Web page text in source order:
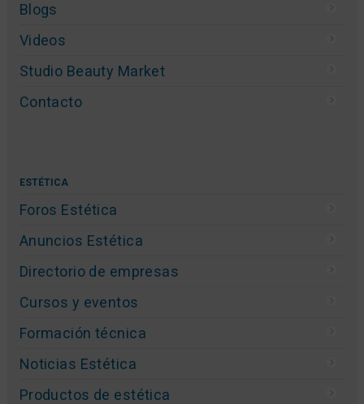
Blogs
Videos
Studio Beauty Market
Contacto
ESTÉTICA
Foros Estética
Anuncios Estética
Directorio de empresas
Cursos y eventos
Formación técnica
Noticias Estética
Productos de estética